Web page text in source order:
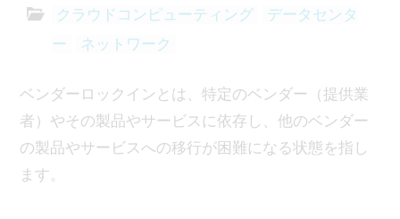
クラウドコンピューティング
データセンタ
ー
ネットワーク
ベンダーロックインとは、特定のベンダー（提供業
者）やその製品やサービスに依存し、他のベンダー
の製品やサービスへの移行が困難になる状態を指し
ます。